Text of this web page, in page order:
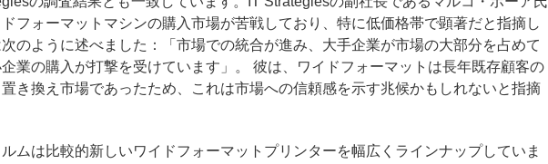
フォーマットマシンの購入市場が苦戦しており、特に低価格帯で顕著だと指摘し
のように述べました：「市場での統合が進み、大手企業が市場の大部分を占めて
業の購入が打撃を受けています」
。
彼は、ワイドフォーマットは長年既存顧客の
き換え市場であったため、これは市場への信頼感を示す兆候かもしれないと指摘
ムは比較的新しいワイドフォーマットプリンターを幅広くラインナップしていま